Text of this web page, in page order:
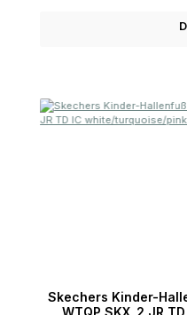
Skechers Kinder-
WTQP SKX_2 JR